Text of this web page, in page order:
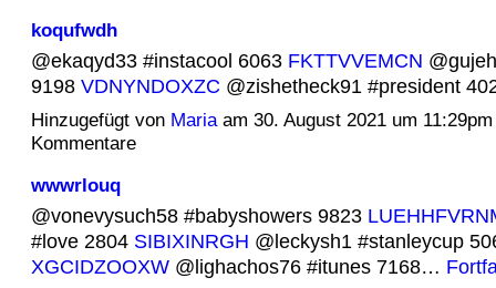
koqufwdh
@ekaqyd33 #instacool 6063 FKTTVVEMCN
9198 VDNYNDOXZC @zishetheck91 #president
Hinzugefügt von Mariaam 30. August 2021 um
Kommentare
wwwrlouq
@vonevysuch58 #babyshowers 9823
#love 2804 SIBIXINRGH @leckysh1 #stanleycup
XGCIDZOOXW@lighachos76 #itunes 7168…